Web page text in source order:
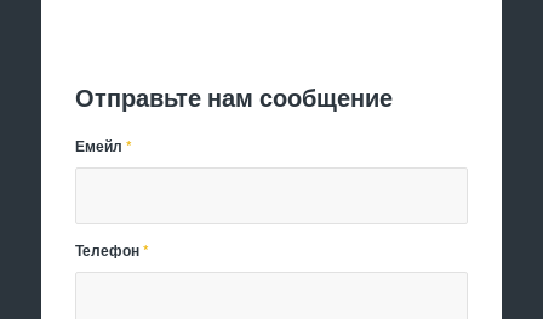
Отправьте нам сообщение
Емейл*
Телефон*